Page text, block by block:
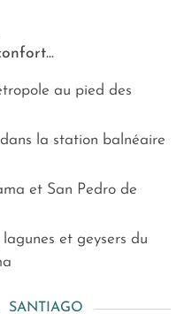
au pied des
la station balnéaire
et San Pedro de
et geysers du
SANTIAGO